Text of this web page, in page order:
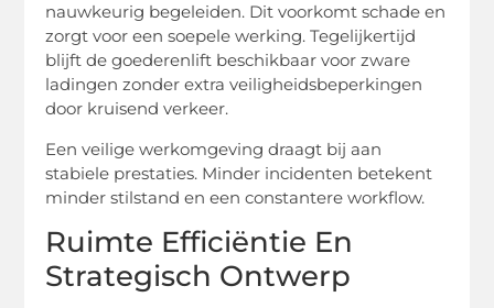
nauwkeurig begeleiden. Dit voorkomt schade en
zorgt voor een soepele werking. Tegelijkertijd
blijft de goederenlift beschikbaar voor zware
ladingen zonder extra veiligheidsbeperkingen
door kruisend verkeer.
Een veilige werkomgeving draagt bij aan
stabiele prestaties. Minder incidenten betekent
minder stilstand en een constantere workflow.
Ruimte Efficiëntie En
Strategisch Ontwerp